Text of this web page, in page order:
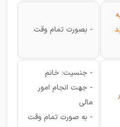
- بصورت تمام وقت
- جنسیت: خانم
- جهت انجام امور
مالی
- به صورت تمام وقت